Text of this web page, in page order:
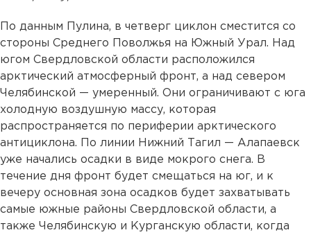
По данным Пулина, в четверг циклон сместится со
стороны Среднего Поволжья на Южный Урал. Над
югом Свердловской области расположился
арктический атмосферный фронт, а над севером
Челябинской — умеренный. Они ограничивают с юга
холодную воздушную массу, которая
распространяется по периферии арктического
антициклона. По линии Нижний Тагил — Алапаевск
уже начались осадки в виде мокрого снега. В
течение дня фронт будет смещаться на юг, и к
вечеру основная зона осадков будет захватывать
самые южные районы Свердловской области, а
также Челябинскую и Курганскую области, когда